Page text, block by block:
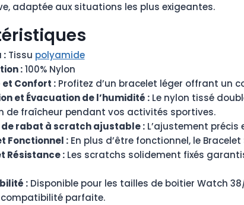
adaptée aux situations les plus exigeantes.
:Tissu polyamide
:100% Nylon
Confort :Profitez d’un bracelet léger offrant un
et Évacuation de l’humidité :Le nylon tissé
de fraîcheur pendant vos activités sportives.
de rabat à scratch ajustable :L’ajustement précis
Fonctionnel :En plus d’être fonctionnel, le
Résistance :Les scratchs solidement fixés
:Disponible pour les tailles de boitier Watch
compatibilité parfaite.